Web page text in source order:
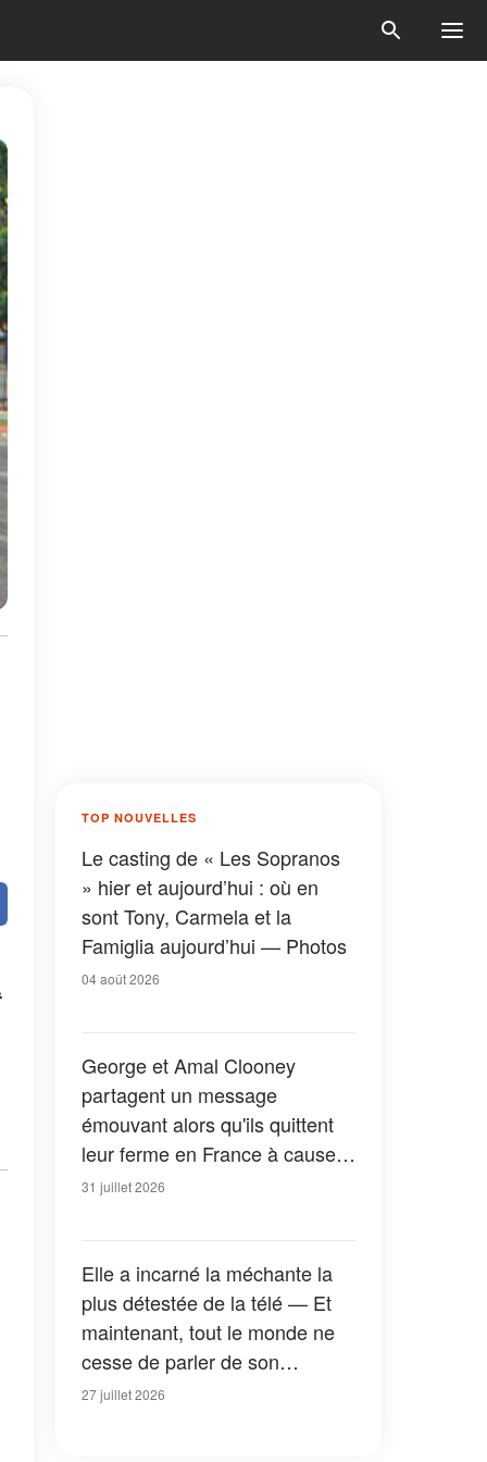
TOP NOUVELLES
Le casting de « Les Sopranos
» hier et aujourd’hui : où en
sont Tony, Carmela et la
Famiglia aujourd’hui — Photos
04 août 2026
George et Amal Clooney
partagent un message
émouvant alors qu'ils quittent
leur ferme en France à cause
des feux de forêt — Tous les
31 juillet 2026
Elle a incarné la méchante la
plus détestée de la télé — Et
maintenant, tout le monde ne
cesse de parler de son
apparition dans la nouvelle
27 juillet 2026